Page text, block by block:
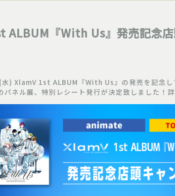
ALBUM『With Us』発売記念店
) XlamV 1st ALBUM『With Us』の発売を記念し
パネル展、特別レシート発行が決定致しました！